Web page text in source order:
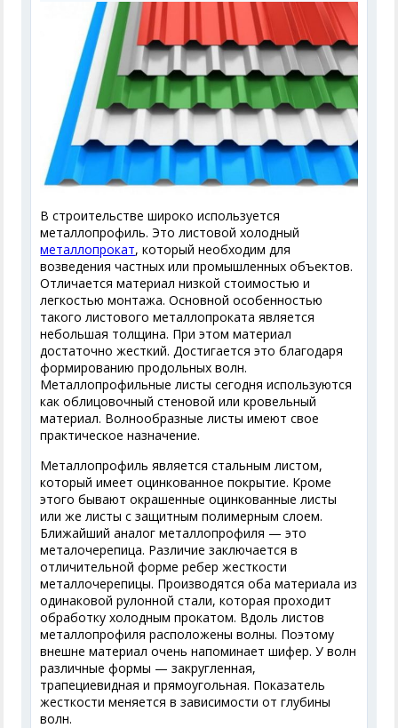
В строительстве широко используется
металлопрофиль. Это листовой холодный
металлопрокат, который необходим для
возведения частных или промышленных объектов.
Отличается материал низкой стоимостью и
легкостью монтажа. Основной особенностью
такого листового металлопроката является
небольшая толщина. При этом материал
достаточно жесткий. Достигается это благодаря
формированию продольных волн.
Металлопрофильные листы сегодня используются
как облицовочный стеновой или кровельный
материал. Волнообразные листы имеют свое
практическое назначение.
Металлопрофиль является стальным листом,
который имеет оцинкованное покрытие. Кроме
этого бывают окрашенные оцинкованные листы
или же листы с защитным полимерным слоем.
Ближайший аналог металлопрофиля — это
металочерепица. Различие заключается в
отличительной форме ребер жесткости
металлочерепицы. Производятся оба материала из
одинаковой рулонной стали, которая проходит
обработку холодным прокатом. Вдоль листов
металлопрофиля расположены волны. Поэтому
внешне материал очень напоминает шифер. У волн
различные формы — закругленная,
трапециевидная и прямоугольная. Показатель
жесткости меняется в зависимости от глубины
волн.